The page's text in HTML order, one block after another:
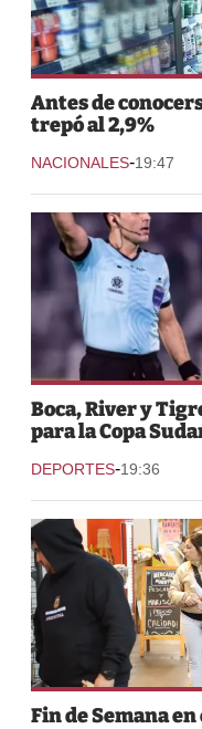
Antes de
trepó al 2,9%
NACIONALES-19:47
Boca, River y
para la Copa
DEPORTES-19:36
Fin de Semana